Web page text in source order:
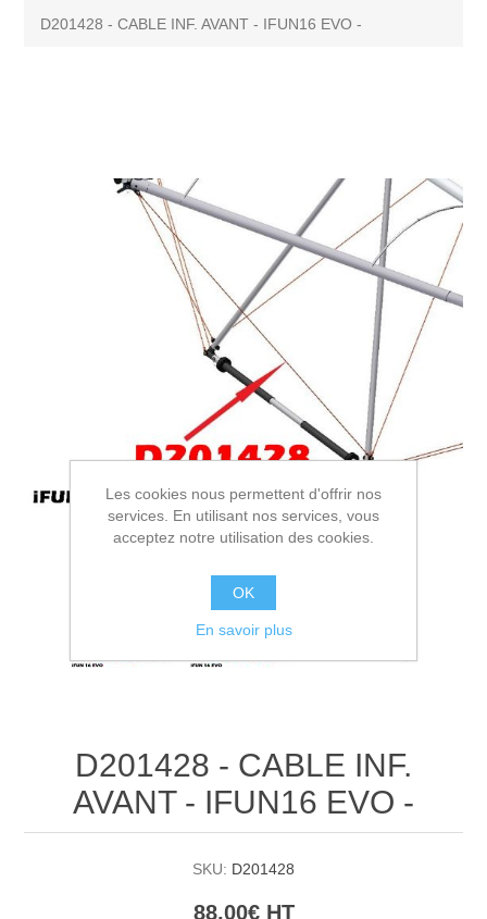
D201428 - CABLE INF. AVANT - IFUN16 EVO -
D201428 - CABLE INF.
AVANT - IFUN16 EVO -
SKU: D201428
88,00€ HT
Les cookies nous permettent d'offrir nos
services. En utilisant nos services, vous
acceptez notre utilisation des cookies.
OK
En savoir plus